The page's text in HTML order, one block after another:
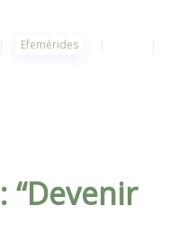
Efemérides
“Devenir